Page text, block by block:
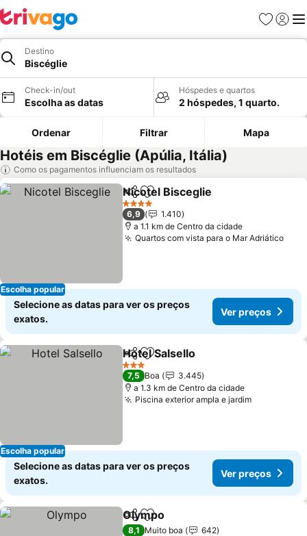
Favoritos
Iniciar
Destino
Biscéglie
Check-in/out
Escolha as datas
Hóspedes e quartos
2 hóspedes, 1 quarto.
Ordenar Filtrar Mapa
Hotéis em Biscéglie (Apúlia, Itália)
Como os pagamentos influenciam os resultados
Escolha popular
PartilharAdicionar aos favoritos
Nicotel Bisceglie
4 Estrelas
6,9
1.410
a 1.1 km de Centro da cidade
Quartos com vista para o Mar AdriáticoVer
Selecione as datas para ver os preços
exatos.
Ver preços
Escolha popular
PartilharAdicionar aos favoritos
Hotel Salsello
3 Estrelas
7,5 Boa
3.445
a 1.3 km de Centro da cidade
Piscina exterior ampla e jardimVer preços
Selecione as datas para ver os preços
exatos.
Ver preços
PartilharAdicionar aos favoritos
Olympo
8,1 Muito boa
642